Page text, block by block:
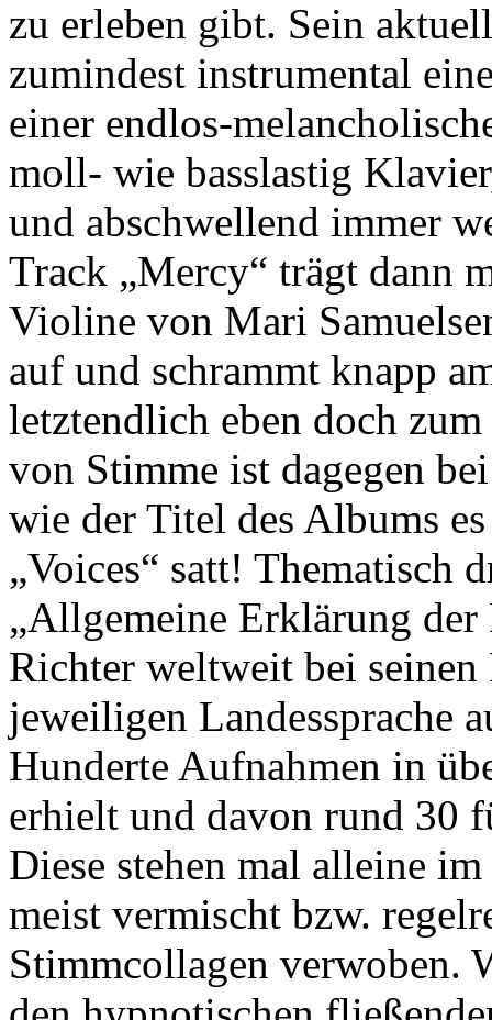
zu erleben gibt. Sein
zumindest instrumental
einer endlos-
moll- wie basslastig
und abschwellend immer
Track „Mercy“ trägt dann
Violine von Mari
auf und schrammt knapp
letztendlich eben doch
von Stimme ist dagegen
wie der Titel des Albums
„Voices“ satt! Thematisch
„Allgemeine Erklärung
Richter weltweit bei
jeweiligen Landessprache
Hunderte Aufnahmen in
erhielt und davon rund 30
Diese stehen mal alleine
meist vermischt bzw.
Stimmcollagen verwoben.